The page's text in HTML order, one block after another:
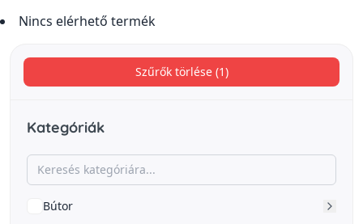
Szűrők törlése (1)
Kategóriák
Bútor
Nincs elérhető termék